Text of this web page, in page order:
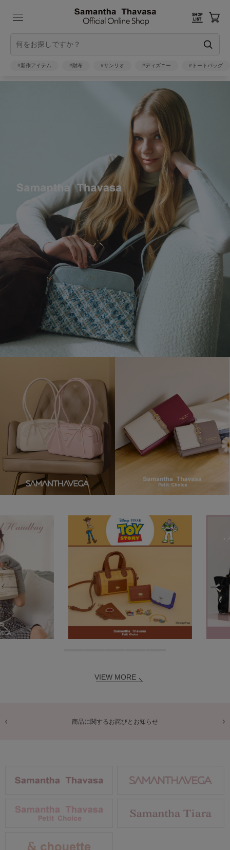
#新作アイテム #財布 #サンリオ #ディズニー #トートバッグ
VIEW MORE
商品に関するお詫びとお知らせ